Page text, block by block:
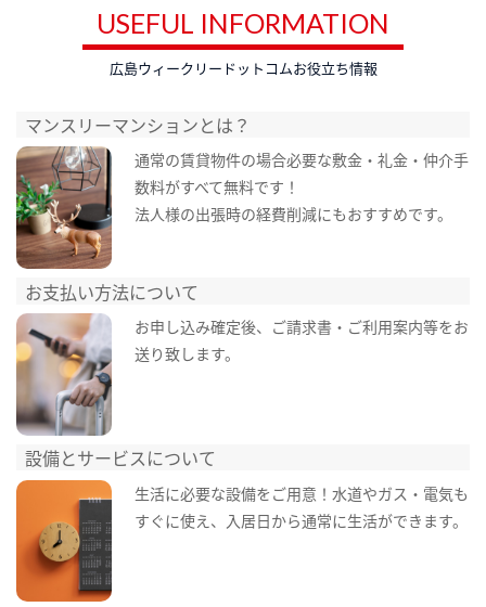
USEFUL INFORMATION
広島ウィークリードットコムお役立ち情報
マンスリーマンションとは？
通常の賃貸物件の場合必要な敷金・礼金・仲介手
数料がすべて無料です！
法人様の出張時の経費削減にもおすすめです。
お支払い方法について
お申し込み確定後、ご請求書・ご利用案内等をお
送り致します。
設備とサービスについて
生活に必要な設備をご用意！水道やガス・電気も
すぐに使え、入居日から通常に生活ができます。